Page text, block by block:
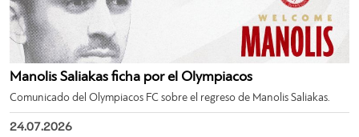
Manolis Saliakas ficha por el Olympiacos
Comunicado del Olympiacos FC sobre el regreso de Manolis Saliakas.
24.07.2026